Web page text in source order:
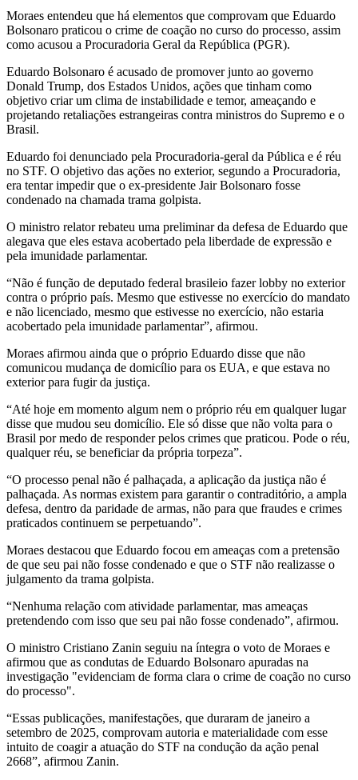
Moraes entendeu que há elementos que comprovam que Eduardo
Bolsonaro praticou o crime de coação no curso do processo, assim
como acusou a Procuradoria Geral da República (PGR).
Eduardo Bolsonaro é acusado de promover junto ao governo
Donald Trump, dos Estados Unidos, ações que tinham como
objetivo criar um clima de instabilidade e temor, ameaçando e
projetando retaliações estrangeiras contra ministros do Supremo e o
Brasil.
Eduardo foi denunciado pela Procuradoria-geral da Pública e é réu
no STF. O objetivo das ações no exterior, segundo a Procuradoria,
era tentar impedir que o ex-presidente Jair Bolsonaro fosse
condenado na chamada trama golpista.
O ministro relator rebateu uma preliminar da defesa de Eduardo que
alegava que eles estava acobertado pela liberdade de expressão e
pela imunidade parlamentar.
“Não é função de deputado federal brasileio fazer lobby no exterior
contra o próprio país. Mesmo que estivesse no exercício do mandato
e não licenciado, mesmo que estivesse no exercício, não estaria
acobertado pela imunidade parlamentar”, afirmou.
Moraes afirmou ainda que o próprio Eduardo disse que não
comunicou mudança de domicílio para os EUA, e que estava no
exterior para fugir da justiça.
“Até hoje em momento algum nem o próprio réu em qualquer lugar
disse que mudou seu domicílio. Ele só disse que não volta para o
Brasil por medo de responder pelos crimes que praticou. Pode o réu,
qualquer réu, se beneficiar da própria torpeza”.
“O processo penal não é palhaçada, a aplicação da justiça não é
palhaçada. As normas existem para garantir o contraditório, a ampla
defesa, dentro da paridade de armas, não para que fraudes e crimes
praticados continuem se perpetuando”.
Moraes destacou que Eduardo focou em ameaças com a pretensão
de que seu pai não fosse condenado e que o STF não realizasse o
julgamento da trama golpista.
“Nenhuma relação com atividade parlamentar, mas ameaças
pretendendo com isso que seu pai não fosse condenado”, afirmou.
O ministro Cristiano Zanin seguiu na íntegra o voto de Moraes e
afirmou que as condutas de Eduardo Bolsonaro apuradas na
investigação "evidenciam de forma clara o crime de coação no curso
do processo".
“Essas publicações, manifestações, que duraram de janeiro a
setembro de 2025, comprovam autoria e materialidade com esse
intuito de coagir a atuação do STF na condução da ação penal
2668”, afirmou Zanin.